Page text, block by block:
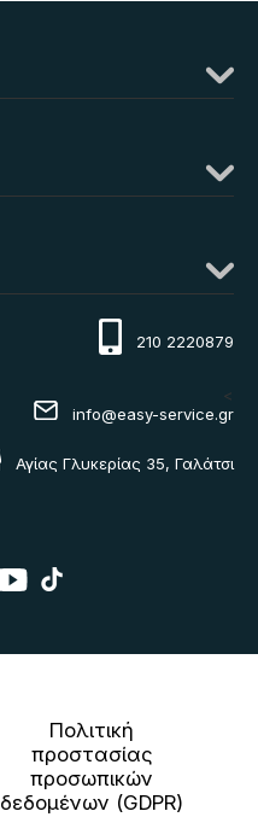
210 2220879
<
info@easy-service.gr
Αγίας Γλυκερίας 35, Γαλάτσι
Πολιτική
προστασίας
προσωπικών
δεδομένων (GDPR)